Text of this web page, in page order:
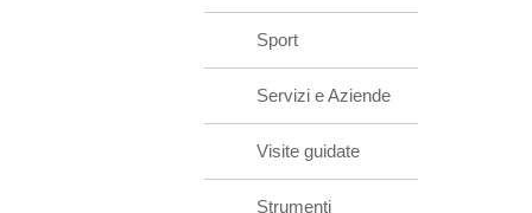
Sport
Servizi e Aziende
Visite guidate
Strumenti